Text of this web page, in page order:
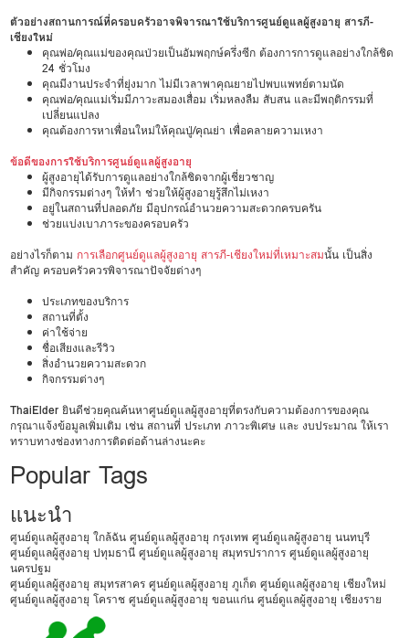
ตัวอย่างสถานการณ์ที่ครอบครัวอาจพิจารณาใช้บริการศูนย์ดูแลผู้สูงอายุ สารภี-
เชียงใหม่
คุณพ่อ/คุณแม่ของคุณป่วยเป็นอัมพฤกษ์ครึ่งซีก ต้องการการดูแลอย่างใกล้ชิด
24 ชั่วโมง
คุณมีงานประจำที่ยุ่งมาก ไม่มีเวลาพาคุณยายไปพบแพทย์ตามนัด
คุณพ่อ/คุณแม่เริ่มมีภาวะสมองเสื่อม เริ่มหลงลืม สับสน และมีพฤติกรรมที่
เปลี่ยนแปลง
คุณต้องการหาเพื่อนใหม่ให้คุณปู่/คุณย่า เพื่อคลายความเหงา
ข้อดีของการใช้บริการศูนย์ดูแลผู้สูงอายุ
ผู้สูงอายุได้รับการดูแลอย่างใกล้ชิดจากผู้เชี่ยวชาญ
มีกิจกรรมต่างๆ ให้ทำ ช่วยให้ผู้สูงอายุรู้สึกไม่เหงา
อยู่ในสถานที่ปลอดภัย มีอุปกรณ์อำนวยความสะดวกครบครัน
ช่วยแบ่งเบาภาระของครอบครัว
อย่างไรก็ตาม การเลือกศูนย์ดูแลผู้สูงอายุ สารภี-เชียงใหม่ที่เหมาะสมนั้น เป็นสิ่ง
สำคัญ ครอบครัวควรพิจารณาปัจจัยต่างๆ
ประเภทของบริการ
สถานที่ตั้ง
ค่าใช้จ่าย
ชื่อเสียงและรีวิว
สิ่งอำนวยความสะดวก
กิจกรรมต่างๆ
ThaiElder ยินดีช่วยคุณค้นหาศูนย์ดูแลผู้สูงอายุที่ตรงกับความต้องการของคุณ
กรุณาแจ้งข้อมูลเพิ่มเติม เช่น สถานที่ ประเภท ภาวะพิเศษ และ งบประมาณ ให้เรา
ทราบทางช่องทางการติดต่อด้านล่างนะคะ
Popular Tags
แนะนำ
ศูนย์ดูแลผู้สูงอายุ ใกล้ฉัน ศูนย์ดูแลผู้สูงอายุ กรุงเทพ ศูนย์ดูแลผู้สูงอายุ นนทบุรี
ศูนย์ดูแลผู้สูงอายุ ปทุมธานี ศูนย์ดูแลผู้สูงอายุ สมุทรปราการ ศูนย์ดูแลผู้สูงอายุ
นครปฐม
ศูนย์ดูแลผู้สูงอายุ สมุทรสาคร ศูนย์ดูแลผู้สูงอายุ ภูเก็ต ศูนย์ดูแลผู้สูงอายุ เชียงใหม่
ศูนย์ดูแลผู้สูงอายุ โคราช ศูนย์ดูแลผู้สูงอายุ ขอนแก่น ศูนย์ดูแลผู้สูงอายุ เชียงราย